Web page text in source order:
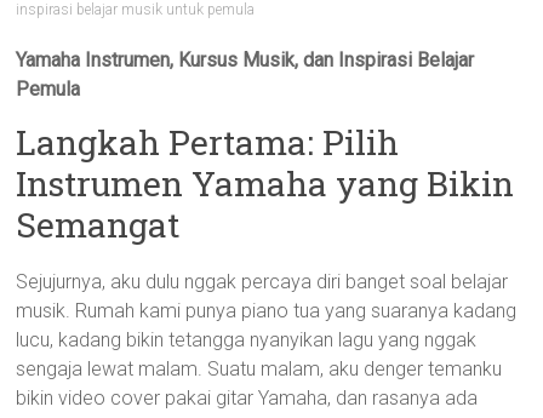
inspirasi belajar musik untuk pemula
Yamaha Instrumen, Kursus Musik, dan Inspirasi Belajar
Pemula
Langkah Pertama: Pilih
Instrumen Yamaha yang Bikin
Semangat
Sejujurnya, aku dulu nggak percaya diri banget soal belajar
musik. Rumah kami punya piano tua yang suaranya kadang
lucu, kadang bikin tetangga nyanyikan lagu yang nggak
sengaja lewat malam. Suatu malam, aku denger temanku
bikin video cover pakai gitar Yamaha, dan rasanya ada